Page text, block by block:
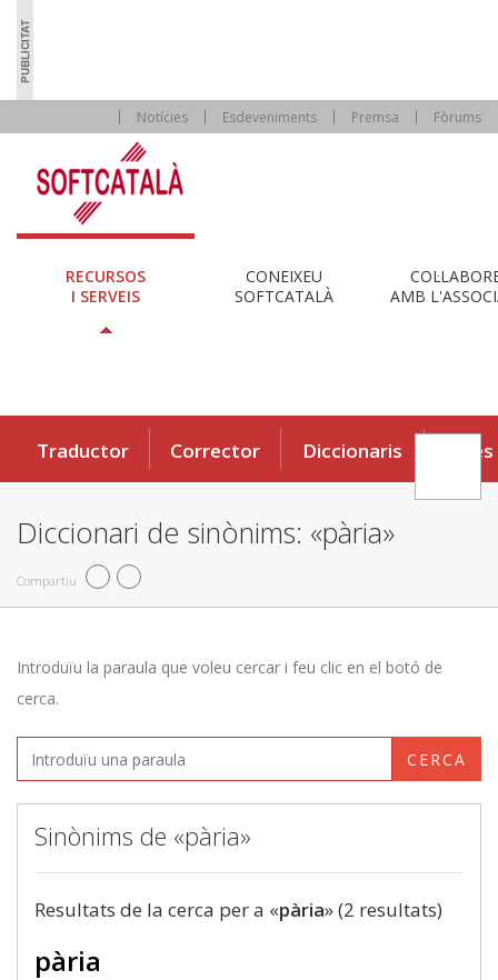
Notícies Esdeveniments Premsa Fòrums
RECURSOS
I SERVEIS
CONEIXEU
SOFTCATALÀ
AMB
Traductor Corrector Diccionaris Eines
Diccionari de sinònims: «pària»
Compartiu
Introduïu la paraula que voleu cercar i feu clic en el botó de
cerca.
CERCA
Sinònims de «pària»
Resultats de la cerca per a «pària» (2 resultats)
pària